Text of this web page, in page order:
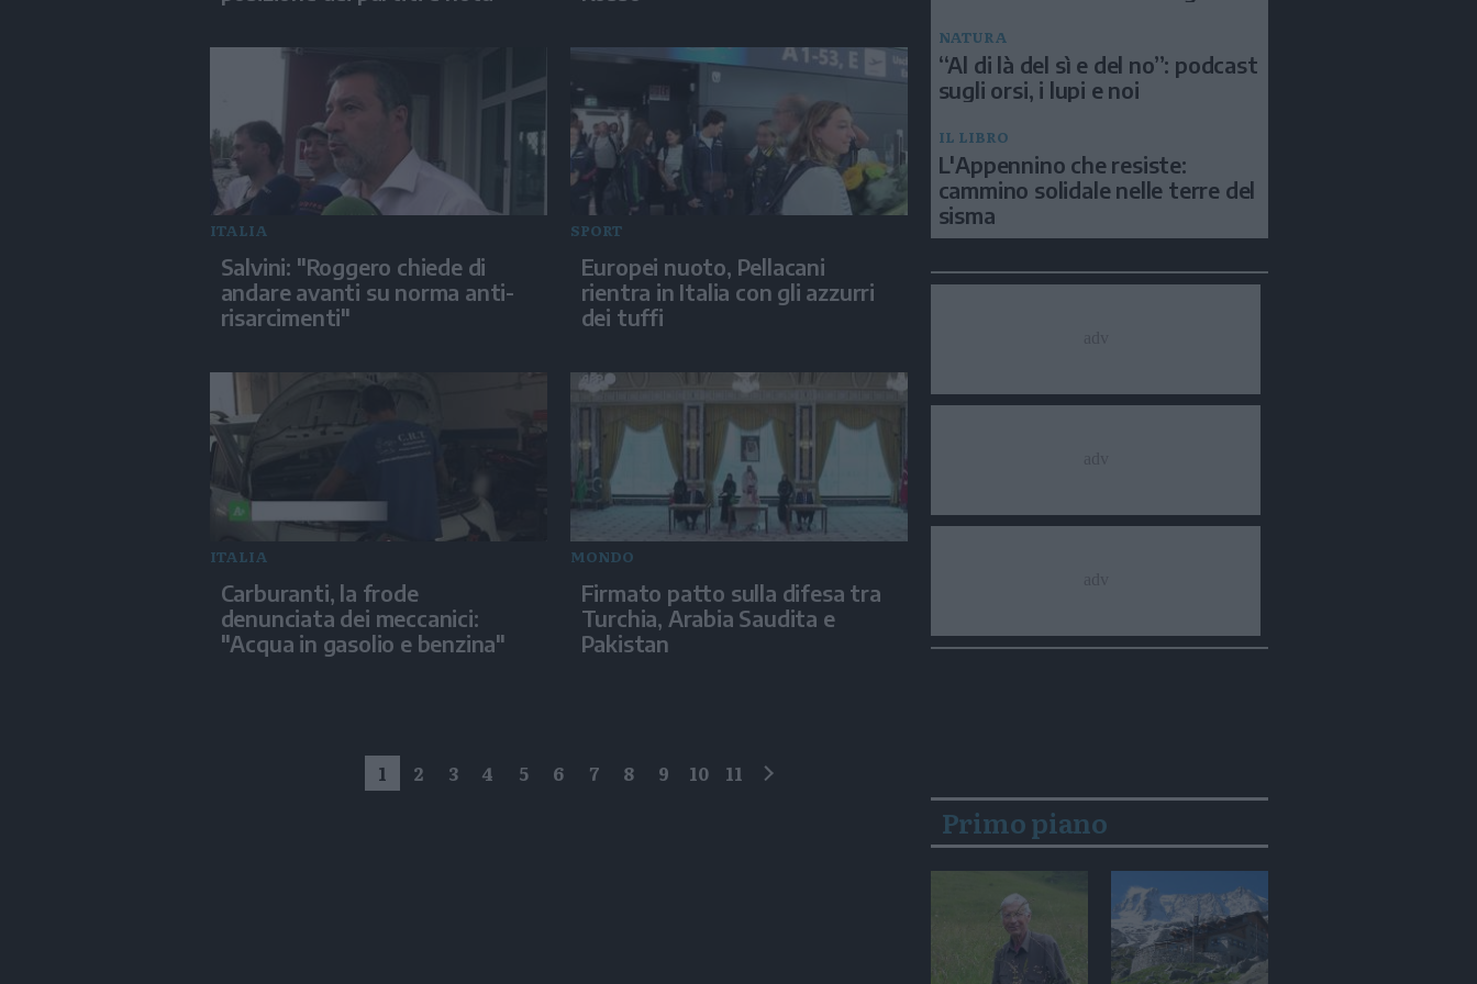
ITALIA
Salvini: "Roggero chiede di
andare avanti su norma anti-
risarcimenti"
SPORT
Europei nuoto, Pellacani
rientra in Italia con gli azzurri
dei tuffi
ITALIA
Carburanti, la frode
denunciata dei meccanici:
"Acqua in gasolio e benzina"
MONDO
Firmato patto sulla difesa tra
Turchia, Arabia Saudita e
Pakistan
1 2 3 4 5 6 7 8 9 10 11
NATURA
“Al di là del sì e del no”: podcast
sugli orsi, i lupi e noi
IL LIBRO
L'Appennino che resiste:
cammino solidale nelle terre del
sisma
Primo piano